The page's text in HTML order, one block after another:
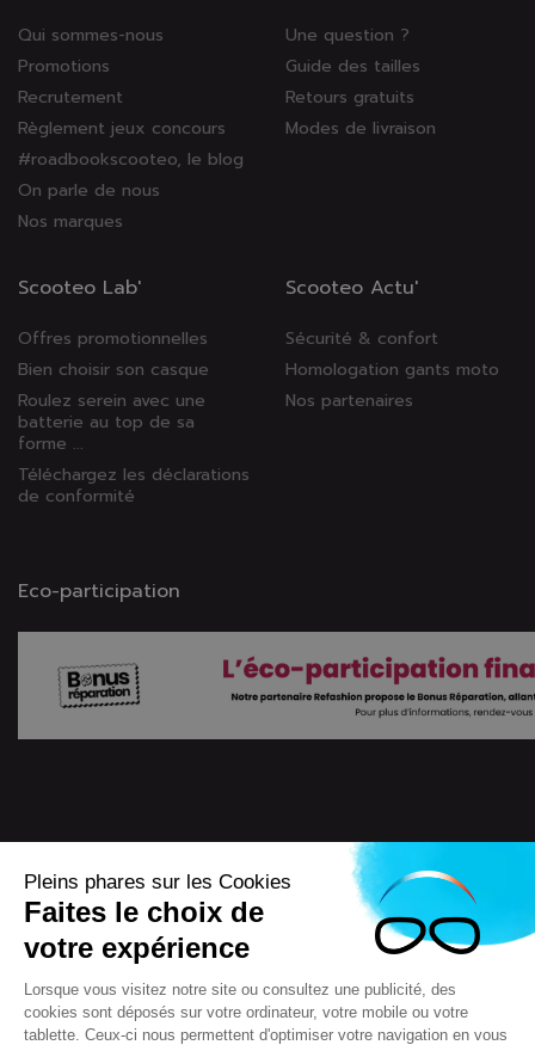
Qui sommes-nous
Promotions
Recrutement
Règlement jeux concours
#roadbookscooteo, le blog
On parle de nous
Nos marques
Une question ?
Guide des tailles
Retours gratuits
Modes de livraison
Scooteo Lab'
Offres promotionnelles
Bien choisir son casque
Roulez serein avec une
batterie au top de sa
forme ...
Téléchargez les déclarations
de conformité
Scooteo Actu'
Sécurité & confort
Homologation gants moto
Nos partenaires
Eco-participation
7722
Pleins phares sur les Cookies
Faites le choix de
votre expérience
Lorsque vous visitez notre site ou consultez une publicité, des
cookies sont déposés sur votre ordinateur, votre mobile ou votre
tablette. Ceux-ci nous permettent d'optimiser votre navigation en vous